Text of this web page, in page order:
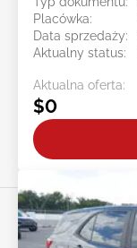
Placówka:
Data sprzedaży:
Aktualny status:
Aktualna oferta:
$0